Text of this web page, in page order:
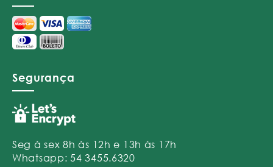
Segurança
Seg à sex 8h às 12h e 13h às 17h
Whatsapp: 54 3455.6320